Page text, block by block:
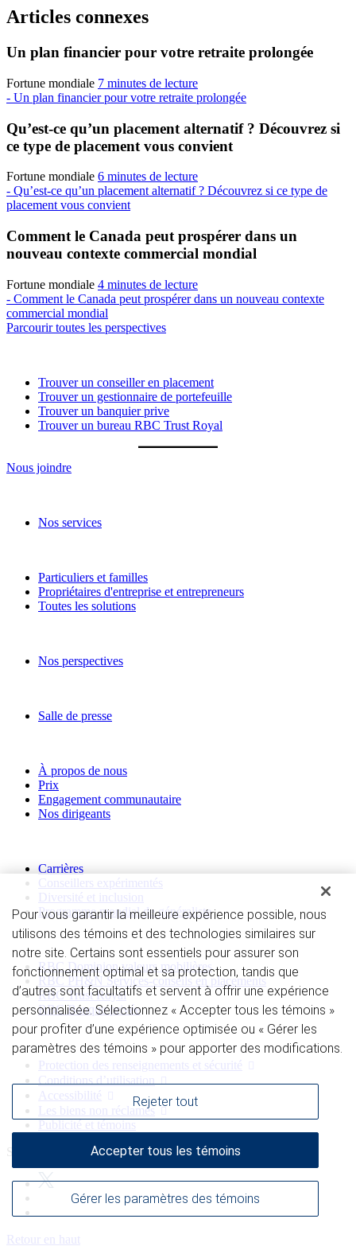
Articles connexes
Un plan financier pour votre retraite prolongée
Fortune mondiale 7 minutes de lecture
- Un plan financier pour votre retraite prolongée
Qu’est-ce qu’un placement alternatif ? Découvrez si
ce type de placement vous convient
Fortune mondiale 6 minutes de lecture
- Qu’est-ce qu’un placement alternatif ? Découvrez si ce type de
placement vous convient
Comment le Canada peut prospérer dans un
nouveau contexte commercial mondial
Fortune mondiale 4 minutes de lecture
- Comment le Canada peut prospérer dans un nouveau contexte
commercial mondial
Parcourir toutes les perspectives
Trouver un conseiller en placement
Trouver un gestionnaire de portefeuille
Trouver un banquier prive
Trouver un bureau RBC Trust Royal
Nous joindre
Nos services
Particuliers et familles
Propriétaires d'entreprise et entrepreneurs
Toutes les solutions
Nos perspectives
Salle de presse
À propos de nous
Prix
Engagement communautaire
Nos dirigeants
Carrières
Conseillers expérimentés
Diversité et inclusion
Programme mondial de généraliste
Divisions
RBC Dominion valeurs mobilières
RBC PH&N Services-conseils en placements
RBC Trust Royal
RBC Banque privée
Protection des renseignements personnels
Protection des renseignements et sécurité
Conditions d’utilisation
Accessibilité
Les biens non réclamés
Publicité et témoins
Site Web de la Banque Royale du Canada, © 2009-2026
Retour en haut
Pour vous garantir la meilleure expérience possible, nous
utilisons des témoins et des technologies similaires sur
notre site. Certains sont essentiels pour assurer son
fonctionnement optimal et sa protection, tandis que
d’autres sont facultatifs et servent à offrir une expérience
personnalisée. Sélectionnez « Accepter tous les témoins »
pour profiter d’une expérience optimisée ou « Gérer les
paramètres des témoins » pour apporter des modifications.
Gérer les paramètres des témoins
Rejeter tout
Accepter tous les témoins